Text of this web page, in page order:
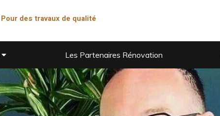
Pour des travaux de qualité
Les Partenaires Rénovation